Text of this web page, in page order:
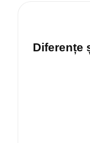
Diferențe